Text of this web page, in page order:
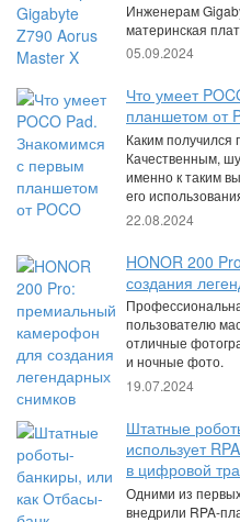
Инженерам
материнская
05.09.2024
Что умеет
планшетом от
Каким
Качественным,
именно к таким
его
22.08.2024
HONOR 200
создания
пользователю
отличные
и ночные фото.
19.07.2024
Штатные
использует
в цифровой
Одними из
внедрили RPA-